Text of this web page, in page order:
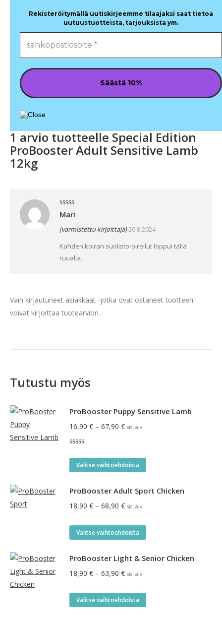
Rekisteröitymällä uutiskirjeemme tilaajaksi saat tietoa
uutuustuotteista, tarjouksista ym.
1 arvio tuotteelle Special Edition
ProBooster Adult Sensitive Lamb
12kg
Arvostelu
tuotteesta:
Mari
(varmistettu kirjoittaja)26.8.2024
Kahden koiran suolisto-oireilut loppui tällä
ruualla.
Vain kirjautuneet asiakkaat -jotka ovat ostaneet tuotteen-
voivat kirjoittaa tuotearvion.
Tutustu myös
ProBooster Puppy Sensitive Lamb
16,90 € – 67,90 €Hintaluokka:
67,90 €
sis. alv
5.00/ 5
Valitse vaihtoehdoista
on
Voit
tehdä
valinnat
ProBooster Adult Sport Chicken
18,90 € – 68,90 €Hintaluokka:
-
sis. alv
Valitse vaihtoehdoista
on
Voit
tehdä
ProBooster Light & Senior Chicken
18,90 € – 63,90 €Hintaluokka:
-
sis. alv
Valitse vaihtoehdoista